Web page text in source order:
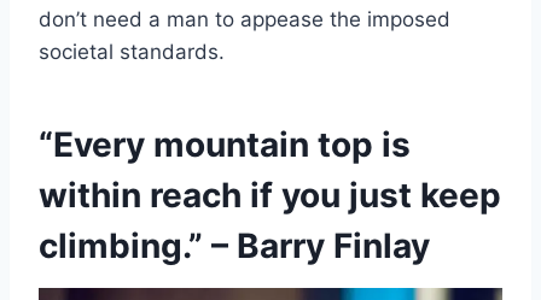
don’t need a man to appease the imposed
societal standards.
“Every mountain top is
within reach if you just keep
climbing.” – Barry Finlay